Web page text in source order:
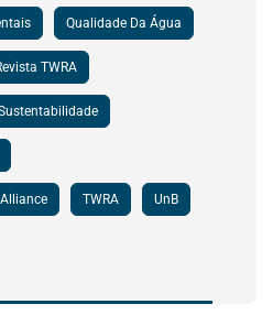
Qualidade Da Água
TWRA
TWRA UnB